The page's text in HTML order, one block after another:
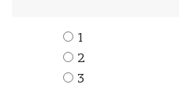
1
2
3